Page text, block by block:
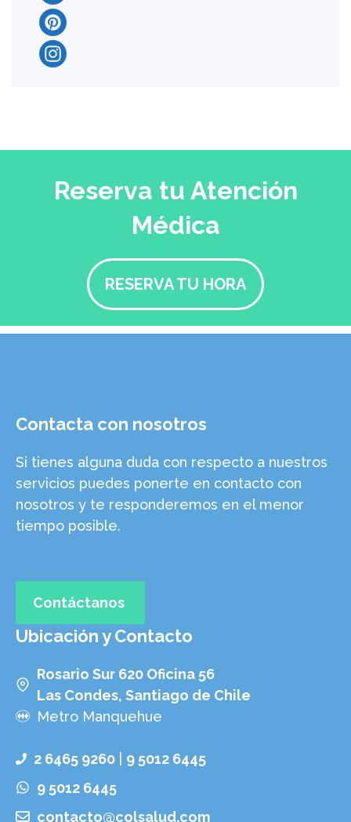
Reserva tu Atención
Médica
RESERVA TU HORA
Contacta con nosotros
Si tienes alguna duda con respecto a nuestros
servicios puedes ponerte en contacto con
nosotros y te responderemos en el menor
tiempo posible.
Contáctanos
Ubicación y Contacto
Rosario Sur 620 Oficina 56
Las Condes, Santiago de Chile
Metro Manquehue
2 6465 9260
9 5012 6445
9 5012 6445
contacto@colsalud.com